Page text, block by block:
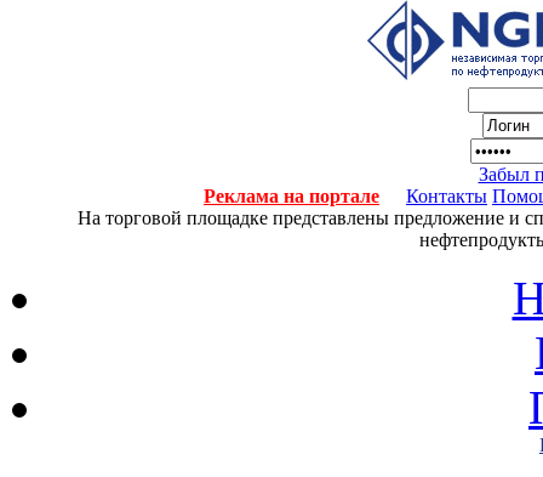
Забыл
Реклама на портале
Контакты
На торговой площадке представлены предложение и